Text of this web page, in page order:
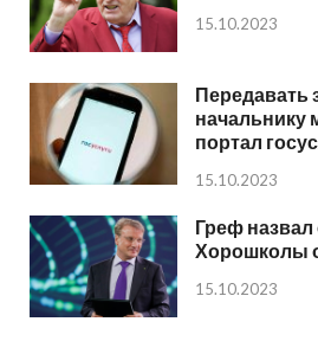
15.10.2023
Передавать
начальнику
портал
15.10.2023
Греф назвал
Хорошколы
15.10.2023